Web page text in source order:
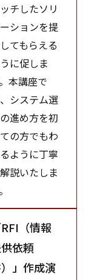
チしたソリ
ションを提
てもらえる
に促しま
本講座で
システム選
進め方を初
の方でもわ
ように丁寧
説いたしま
RFI（情報
依頼
」作成演